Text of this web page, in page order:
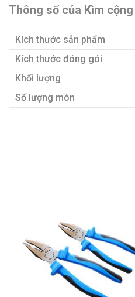
Thông số của Kìm
Kích thước sản phẩm
Kích thước đóng gói
Khối lượng
Số lượng món